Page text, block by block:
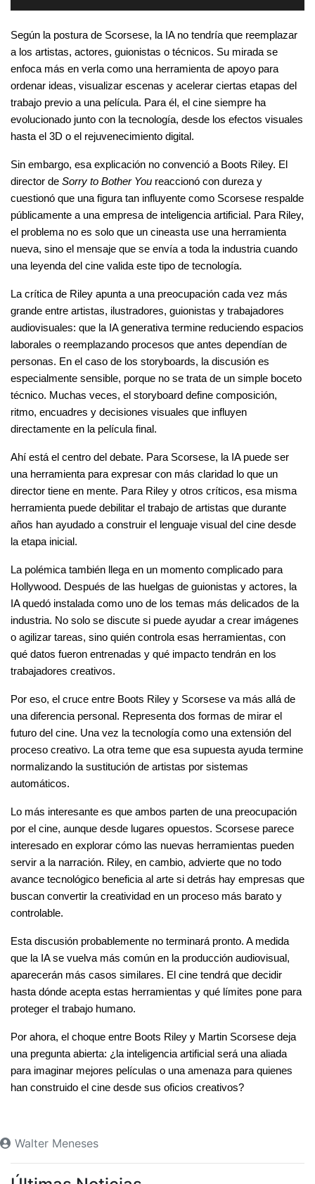
Según la postura de Scorsese, la IA no tendría que reemplazar
a los artistas, actores, guionistas o técnicos. Su mirada se
enfoca más en verla como una herramienta de apoyo para
ordenar ideas, visualizar escenas y acelerar ciertas etapas del
trabajo previo a una película. Para él, el cine siempre ha
evolucionado junto con la tecnología, desde los efectos visuales
hasta el 3D o el rejuvenecimiento digital.
Sin embargo, esa explicación no convenció a Boots Riley. El
director de Sorry to Bother You reaccionó con dureza y
cuestionó que una figura tan influyente como Scorsese respalde
públicamente a una empresa de inteligencia artificial. Para Riley,
el problema no es solo que un cineasta use una herramienta
nueva, sino el mensaje que se envía a toda la industria cuando
una leyenda del cine valida este tipo de tecnología.
La crítica de Riley apunta a una preocupación cada vez más
grande entre artistas, ilustradores, guionistas y trabajadores
audiovisuales: que la IA generativa termine reduciendo espacios
laborales o reemplazando procesos que antes dependían de
personas. En el caso de los storyboards, la discusión es
especialmente sensible, porque no se trata de un simple boceto
técnico. Muchas veces, el storyboard define composición,
ritmo, encuadres y decisiones visuales que influyen
directamente en la película final.
Ahí está el centro del debate. Para Scorsese, la IA puede ser
una herramienta para expresar con más claridad lo que un
director tiene en mente. Para Riley y otros críticos, esa misma
herramienta puede debilitar el trabajo de artistas que durante
años han ayudado a construir el lenguaje visual del cine desde
la etapa inicial.
La polémica también llega en un momento complicado para
Hollywood. Después de las huelgas de guionistas y actores, la
IA quedó instalada como uno de los temas más delicados de la
industria. No solo se discute si puede ayudar a crear imágenes
o agilizar tareas, sino quién controla esas herramientas, con
qué datos fueron entrenadas y qué impacto tendrán en los
trabajadores creativos.
Por eso, el cruce entre Boots Riley y Scorsese va más allá de
una diferencia personal. Representa dos formas de mirar el
futuro del cine. Una vez la tecnología como una extensión del
proceso creativo. La otra teme que esa supuesta ayuda termine
normalizando la sustitución de artistas por sistemas
automáticos.
Lo más interesante es que ambos parten de una preocupación
por el cine, aunque desde lugares opuestos. Scorsese parece
interesado en explorar cómo las nuevas herramientas pueden
servir a la narración. Riley, en cambio, advierte que no todo
avance tecnológico beneficia al arte si detrás hay empresas que
buscan convertir la creatividad en un proceso más barato y
controlable.
Esta discusión probablemente no terminará pronto. A medida
que la IA se vuelva más común en la producción audiovisual,
aparecerán más casos similares. El cine tendrá que decidir
hasta dónde acepta estas herramientas y qué límites pone para
proteger el trabajo humano.
Por ahora, el choque entre Boots Riley y Martin Scorsese deja
una pregunta abierta: ¿la inteligencia artificial será una aliada
para imaginar mejores películas o una amenaza para quienes
han construido el cine desde sus oficios creativos?
Walter Meneses